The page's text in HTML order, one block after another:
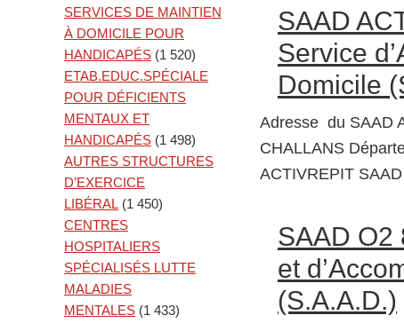
SAAD
Service
Domicile
Adresse du SAAD
CHALLANS
ACTIVREPIT
SAAD O2
et
(S.A.A.D.)
SERVICES DE MAINTIEN
À DOMICILE POUR
HANDICAPÉS (1 520)
ETAB.EDUC.SPÉCIALE
POUR DÉFICIENTS
MENTAUX ET
HANDICAPÉS (1 498)
AUTRES STRUCTURES
D’EXERCICE
LIBÉRAL (1 450)
CENTRES
HOSPITALIERS
SPÉCIALISÉS LUTTE
MALADIES
MENTALES (1 433)